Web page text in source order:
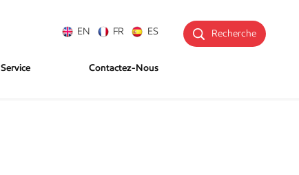
Recherche
EN FR ES
Service Contactez-Nous